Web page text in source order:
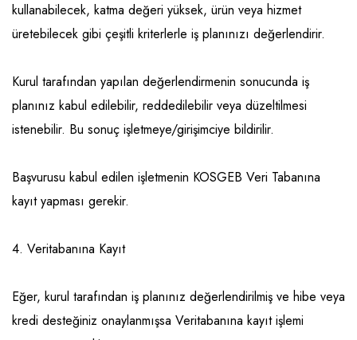
kullanabilecek, katma değeri yüksek, ürün veya hizmet
üretebilecek gibi çeşitli kriterlerle iş planınızı değerlendirir.
Kurul tarafından yapılan değerlendirmenin sonucunda iş
planınız kabul edilebilir, reddedilebilir veya düzeltilmesi
istenebilir. Bu sonuç işletmeye/girişimciye bildirilir.
Başvurusu kabul edilen işletmenin KOSGEB Veri Tabanına
kayıt yapması gerekir.
4. Veritabanına Kayıt
Eğer, kurul tarafından iş planınız değerlendirilmiş ve hibe veya
kredi desteğiniz onaylanmışsa Veritabanına kayıt işlemi